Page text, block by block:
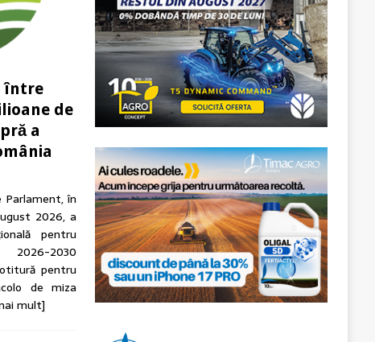
între
de
a
în
2026, a
pentru
2026-2030
pentru
de miza
mult]